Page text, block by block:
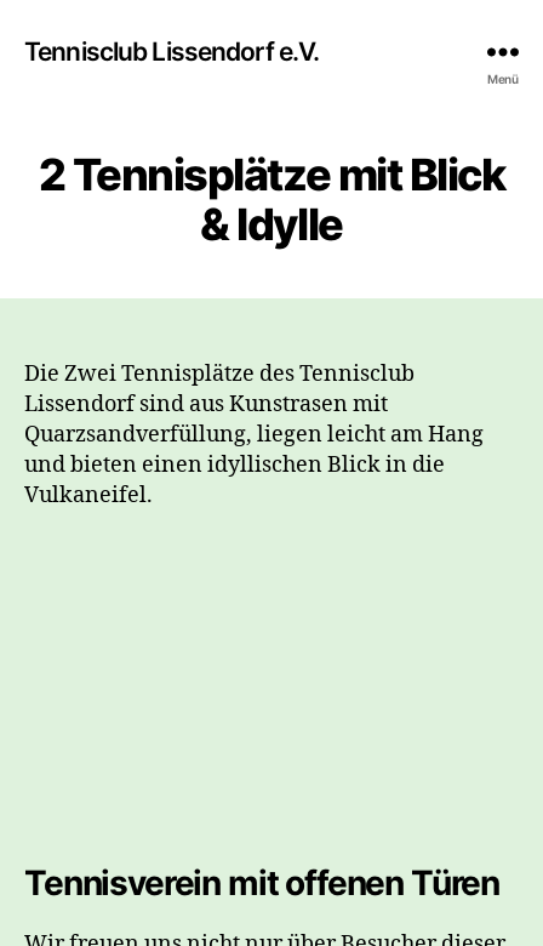
Tennisclub Lissendorf e.V.
Menü
2 Tennisplätze mit Blick
& Idylle
Die Zwei Tennisplätze des Tennisclub
Lissendorf sind aus Kunstrasen mit
Quarzsandverfüllung, liegen leicht am Hang
und bieten einen idyllischen Blick in die
Vulkaneifel.
Tennisverein mit offenen Türen